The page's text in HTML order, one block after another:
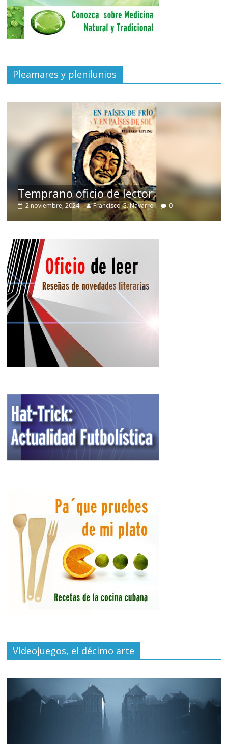
Pleamares y plenilunios
Temprano oficio de lector
2 noviembre, 2024 Francisco G. Navarro 0
Videojuegos, el décimo arte